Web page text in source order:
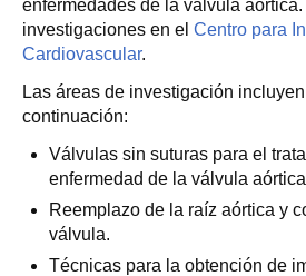
enfermedades de la válvula
investigaciones en el Centro para
Cardiovascular.
Las áreas de investigación
continuación:
Válvulas sin suturas para el
enfermedad de la válvula
Reemplazo de la raíz aórtica y
válvula.
Técnicas para la obtención de